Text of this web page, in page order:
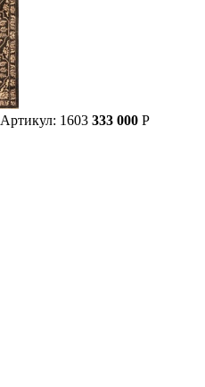
Артикул: 1603 333 000 Р